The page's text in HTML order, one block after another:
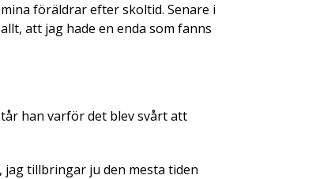
föräldrar efter skoltid. Senare i
att jag hade en enda som fanns
han varför det blev svårt att
tillbringar ju den mesta tiden